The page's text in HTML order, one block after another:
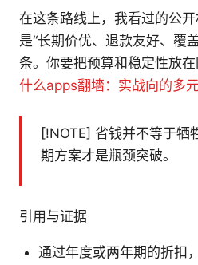
在这条路线上，我看过的公开
是“长期价优、退款友好、覆
条。你要把预算和稳定性放在
什么apps翻墻：实战向的多
[!NOTE] 省钱并不等于牺
期方案才是瓶颈突破。
引用与证据
通过年度或两年期的折扣